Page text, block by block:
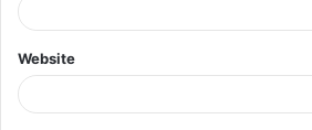
Website